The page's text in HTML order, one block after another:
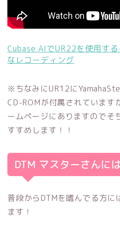
Cubase AIでUR22を使用す
なレコーディング
※ちなみにUR12に
CD-ROMが付属されています
ームページにありますのでそ
すすめします！！
DTM マスターさんに
普段からDTMを嗜んでる方に
ます！